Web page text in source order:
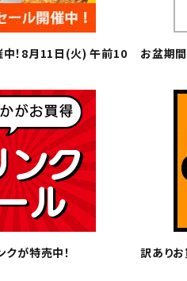
！8月11日(火) 午前10
お盆期
クが特売中！ 訳ありお